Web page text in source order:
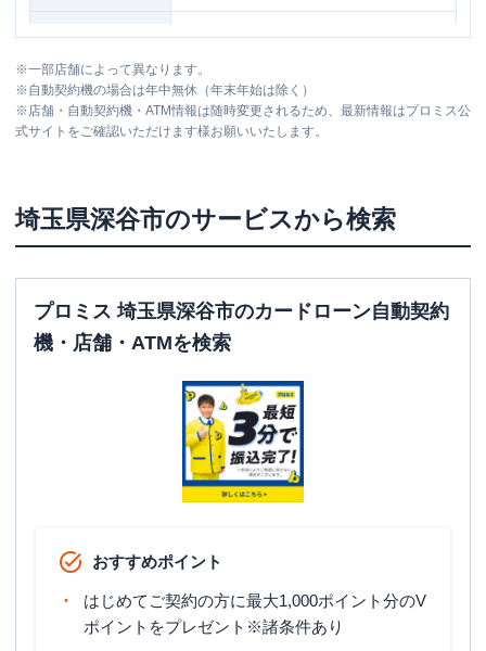
住所
埼玉県深谷市東方町１丁目１９番地２
１ 井門不動産店舗１０３号
※一部店舗によって異なります。
※自動契約機の場合は年中無休（年末年始は除く）
※店舗・自動契約機・ATM情報は随時変更されるため、最新情報はプロミス公
式サイトをご確認いただけます様お願いいたします。
埼玉県深谷市のサービスから検索
プロミス 埼玉県深谷市のカードローン自動契約
機・店舗・ATMを検索
おすすめポイント
はじめてご契約の方に最大1,000ポイント分のV
ポイントをプレゼント※諸条件あり